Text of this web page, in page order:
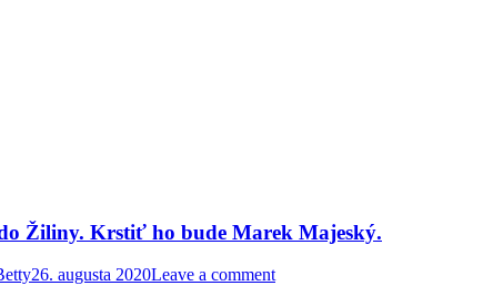
Žiliny. Krstiť ho bude Marek Majeský.
26. augusta 2020Leave a comment